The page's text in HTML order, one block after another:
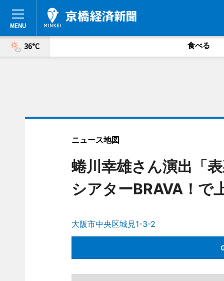
36°C 食べる
ニュース地図
蜷川幸雄さん演出「
シアターBRAVA！で
大阪市中央区城見1-3-2